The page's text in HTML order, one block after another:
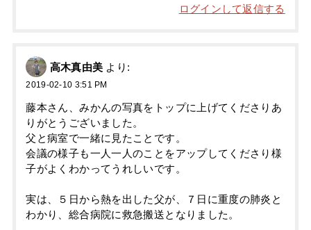
ログインして返信する
高木真由美 より:
2019-02-10 3:51 PM
藤本さん、みかんの写真をトップに上げてくださりあ
りがとうございました。
父と病室で一緒に見たことです。
会議の様子も一人一人のことをアップしてくださり様
子がよくわかってうれしいです。
実は、５日から熱を出した父が、７日に重度の肺炎と
わかり、総合病院に救急搬送となりました。